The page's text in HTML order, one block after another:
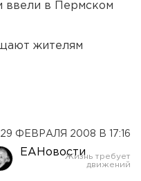
ввели в Пермском
жителям
29 ФЕВРАЛЯ 2008 В 17:16
ЕАНовости